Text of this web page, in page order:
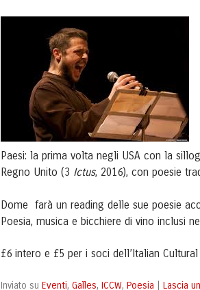
Paesi: la prima volta negli USA con la
Regno Unito (3 Ictus, 2016), con poesie
Dome farà un reading delle sue poesie
Poesia, musica e bicchiere di vino inclusi
£6 intero e £5 per i soci dell’Italian
Inviato su Eventi, Galles, ICCW, Poesia Lascia